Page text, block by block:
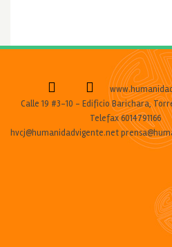
Calle 19 #3-10 - Edificio Barichara,
Telefax 6014791166
hvcj@humanidadvigente.net